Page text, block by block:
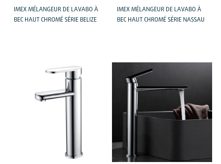
IMEX MÉLANGEUR DE LAVABO À
BEC HAUT CHROMÉ SÉRIE BELIZE
IMEX MÉLANGEUR DE LAVABO À
BEC HAUT CHROMÉ SÉRIE NASSAU